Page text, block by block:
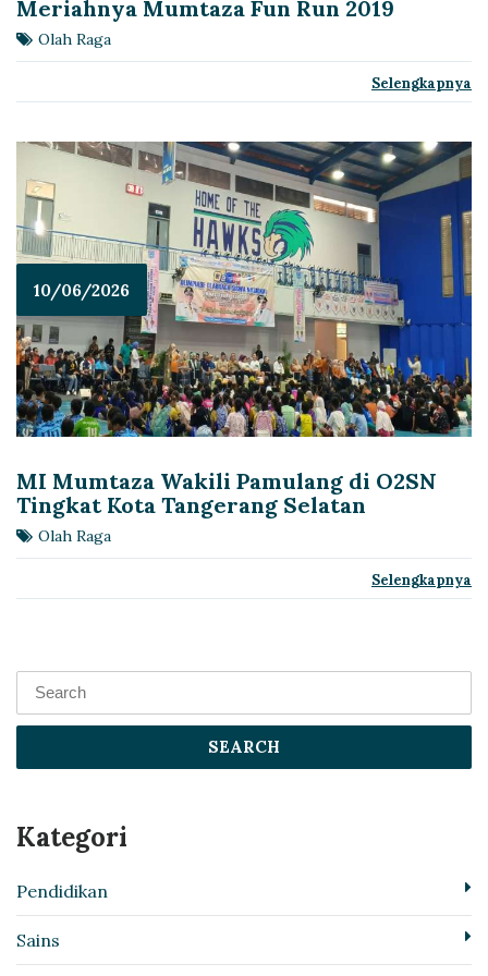
Meriahnya Mumtaza Fun Run 2019
Olah Raga
Selengkapnya
10/06/2026
MI Mumtaza Wakili Pamulang di O2SN
Tingkat Kota Tangerang Selatan
Olah Raga
Selengkapnya
SEARCH
Kategori
Pendidikan
Sains